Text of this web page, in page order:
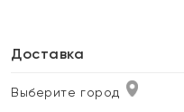
Доставка
Выберите город